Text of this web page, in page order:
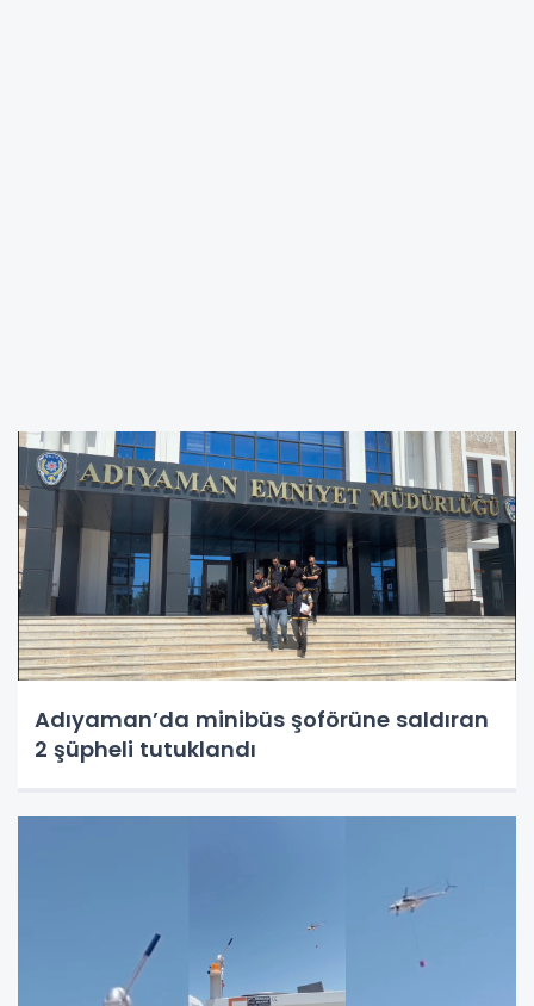
Adıyaman’da minibüs şoförüne saldıran
2 şüpheli tutuklandı